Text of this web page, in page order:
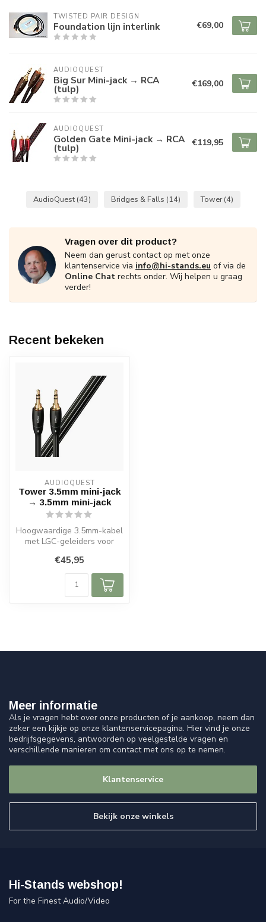
TWISTED PAIR DESIGN
Foundation lijn interlink €69,00
AUDIOQUEST
Big Sur Mini-jack → RCA
(tulp) €169,00
AUDIOQUEST
Golden Gate Mini-jack → RCA
(tulp) €119,95
AudioQuest (43) Bridges & Falls (14) Tower (4)
Vragen over dit product?
Neem dan gerust contact op met onze
klantenservice via info@hi-stands.eu of via de
Online Chat rechts onder. Wij helpen u graag
verder!
Recent bekeken
AUDIOQUEST
Tower 3.5mm mini-jack
→ 3.5mm mini-jack
Hoogwaardige 3.5mm-kabel
met LGC-geleiders voor
€45,95
Meer informatie
Als je vragen hebt over onze producten of je aankoop, neem dan
zeker een kijkje op onze klantenservicepagina. Hier vind je onze
bedrijfsgegevens, antwoorden op veelgestelde vragen en
verschillende manieren om contact met ons op te nemen.
Klantenservice
Bekijk onze winkels
Hi-Stands webshop!
For the Finest Audio/Video